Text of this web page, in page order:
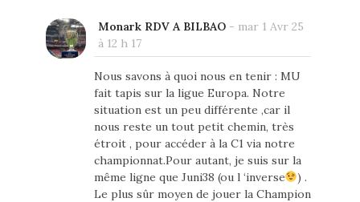
Monark RDV A BILBAO- mar 1 Avr 25
à 12 h 17
Nous savons à quoi nous en tenir : MU
fait tapis sur la ligue Europa. Notre
situation est un peu différente ,car il
nous reste un tout petit chemin, très
étroit , pour accéder à la C1 via notre
championnat.Pour autant, je suis sur la
même ligne que Juni38 (ou l ‘inverse
) .
Le plus sûr moyen de jouer la Champion